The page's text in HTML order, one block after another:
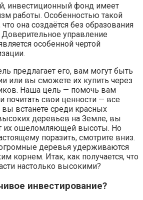
инвестиционный фонд имеет
работы. Особенностью такой
она создаётся без образования
управление
особенной чертой
предлагает его, вам могут быть
или вы сможете их купить через
Наша цель — помочь вам
почитать свои ценности — все
встанете среди красных
деревьев на Земле, вы
их ошеломляющей высоты. Но
поразить, смотрите вниз.
деревья удерживаются
корнем. Итак, как получается, что
настолько высокими?
инвестирование?